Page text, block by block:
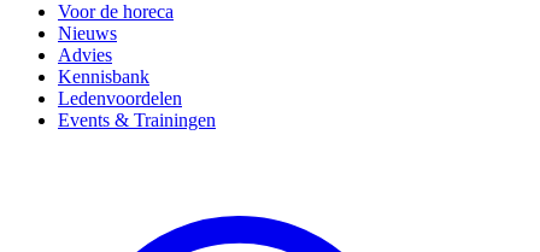
Voor de horeca
Nieuws
Advies
Kennisbank
Ledenvoordelen
Events & Trainingen